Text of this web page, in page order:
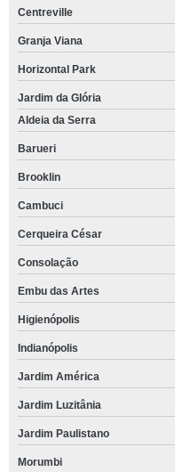
onde tem brunch casamento
onde tem brunch sofisticado
onde tem brunch simples Tamboré
brunch para casamento
restaurante com brunch Parque
brunch corporativo orçamento
brunch para eventos Bela Vista
brunch para casamento Parque
brunch cafe da manha
brunch para 30 pessoas preço
brunch para casamento
brunch casamento preço Granja
brunch empresarial preço
Centreville
Granja Viana
Horizontal Park
Jardim da Glória
Aldeia da Serra
Barueri
Brooklin
Cambuci
Cerqueira César
Consolação
Embu das Artes
Higienópolis
Indianópolis
Jardim América
Jardim Luzitânia
Jardim Paulistano
Morumbi